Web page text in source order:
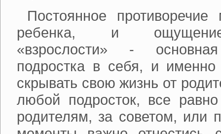
Постоянное
ребенка, и
«взрослости» -
подростка в себя, и
скрывать свою жизнь от
любой подросток, все
родителям, за советом, или